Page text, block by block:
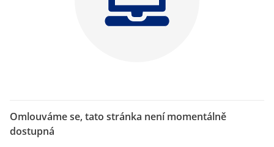
Omlouváme se, tato stránka není momentálně
dostupná